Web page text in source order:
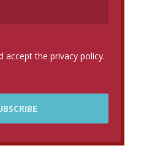
accept the privacy policy.